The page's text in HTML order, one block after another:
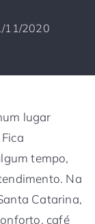
11/2020
lugar
tempo,
Na
Catarina,
café